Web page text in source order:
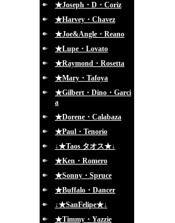
★Joseph・D・Coriz
★Harvey・Chavez
★Joe&Angle・Reano
★Lupe・Lovato
★Raymond・Rosetta
★Mary・Tafoya
★Gilbert・Dino・Garci
a
★Dorene・Calabaza
★Paul・Tenorio
↓★Taos タオス★↓
★Ken・Romero
★Sonny・Spruce
★Buffalo・Dancer
↓★SanFelipe★↓
★Timmy・Yazzie